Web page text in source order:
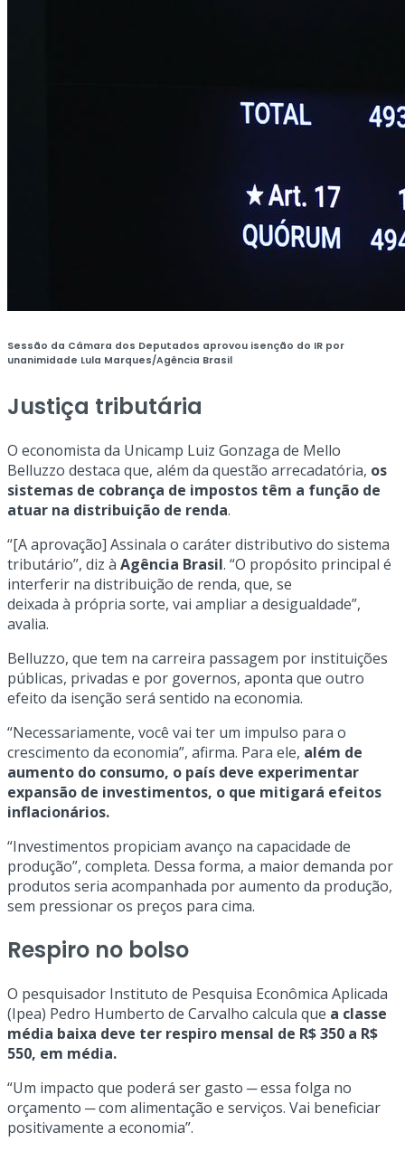
Sessão da Câmara dos Deputados aprovou isenção do IR por
unanimidade Lula Marques/Agência Brasil
Justiça tributária
O economista da Unicamp Luiz Gonzaga de Mello
Belluzzo destaca que, além da questão arrecadatória, os
sistemas de cobrança de impostos têm a função de
atuar na distribuição de renda.
“[A aprovação] Assinala o caráter distributivo do sistema
tributário”, diz à Agência Brasil. “O propósito principal é
interferir na distribuição de renda, que, se
deixada à própria sorte, vai ampliar a desigualdade”,
avalia.
Belluzzo, que tem na carreira passagem por instituições
públicas, privadas e por governos, aponta que outro
efeito da isenção será sentido na economia.
“Necessariamente, você vai ter um impulso para o
crescimento da economia”, afirma. Para ele, além de
aumento do consumo, o país deve experimentar
expansão de investimentos, o que mitigará efeitos
inflacionários.
“Investimentos propiciam avanço na capacidade de
produção”, completa. Dessa forma, a maior demanda por
produtos seria acompanhada por aumento da produção,
sem pressionar os preços para cima.
Respiro no bolso
O pesquisador Instituto de Pesquisa Econômica Aplicada
(Ipea) Pedro Humberto de Carvalho calcula que a classe
média baixa deve ter respiro mensal de R$ 350 a R$
550, em média.
“Um impacto que poderá ser gasto ─ essa folga no
orçamento ─ com alimentação e serviços. Vai beneficiar
positivamente a economia”.